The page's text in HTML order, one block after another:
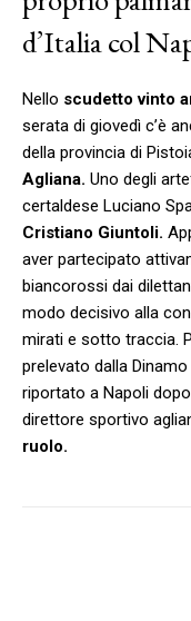
d’Italia col
Nello scudetto vinto
serata di giovedì c’è
della provincia di
Agliana. Uno degli
certaldese Luciano
Cristiano Giuntoli.
aver partecipato
biancorossi dai
modo decisivo alla
mirati e sotto traccia.
prelevato dalla
riportato a Napoli
direttore sportivo
ruolo.